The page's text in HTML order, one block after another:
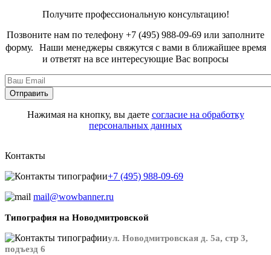
Получите профессиональную консультацию!
Позвоните нам по телефону +7 (495) 988-09-69 или заполните
форму. Наши менеджеры свяжутся с вами в ближайшее время
и ответят на все интересующие Вас вопросы
Нажимая на кнопку, вы даете согласие на обработку
персональных данных
Контакты
+7 (495) 988-09-69
mail@wowbanner.ru
Типография на Новодмитровской
ул. Новодмитровская д. 5а, стр 3,
подъезд 6